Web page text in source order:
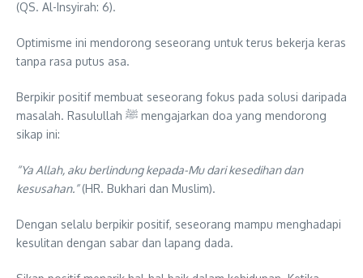
(QS. Al-Insyirah: 6).
Optimisme ini mendorong seseorang untuk terus bekerja keras
tanpa rasa putus asa.
Berpikir positif membuat seseorang fokus pada solusi daripada
masalah. Rasulullah ﷺ mengajarkan doa yang mendorong
sikap ini:
“Ya Allah, aku berlindung kepada-Mu dari kesedihan dan
kesusahan.”(HR. Bukhari dan Muslim).
Dengan selalu berpikir positif, seseorang mampu menghadapi
kesulitan dengan sabar dan lapang dada.